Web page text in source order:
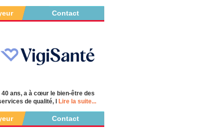
Contact
ans, a à cœur le bien-être des
de qualité, l
Lire la suite...
Contact